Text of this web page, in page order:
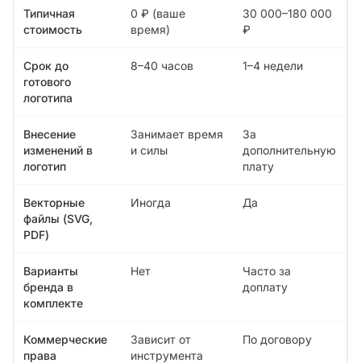
Типичная
стоимость
0 ₽ (ваше
время)
30 000–180 000
₽
Срок до
готового
логотипа
8–40 часов 1–4 недели
Внесение
изменений в
логотип
Занимает время
и силы
За
дополнительную
плату
Векторные
файлы (SVG,
PDF)
Иногда Да
Варианты
бренда в
комплекте
Нет
Часто за
доплату
Коммерческие
права
Зависит от
инструмента
По договору